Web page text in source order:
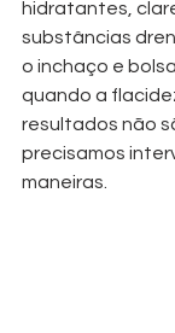
hidratantes,
substâncias
o inchaço e
quando a
resultados não
precisamos
maneiras.